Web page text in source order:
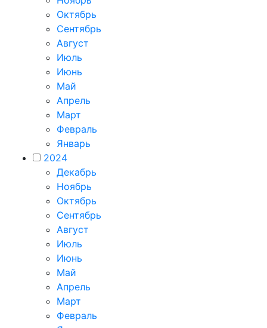
Октябрь
Сентябрь
Август
Июль
Июнь
Май
Апрель
Март
Февраль
Январь
2024
Декабрь
Ноябрь
Октябрь
Сентябрь
Август
Июль
Июнь
Май
Апрель
Март
Февраль